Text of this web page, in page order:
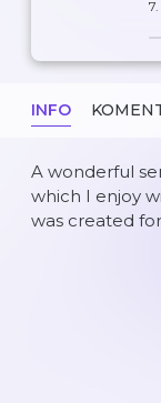
INFO
A wonderful
which I enjoy
was created